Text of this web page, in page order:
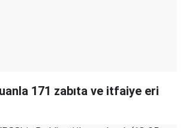
171 zabıta ve itfaiye eri